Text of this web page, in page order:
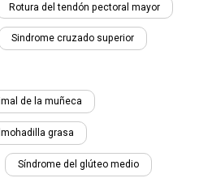
Rotura del tendón pectoral mayor
Sindrome cruzado superior
de la muñeca
grasa
Síndrome del glúteo medio